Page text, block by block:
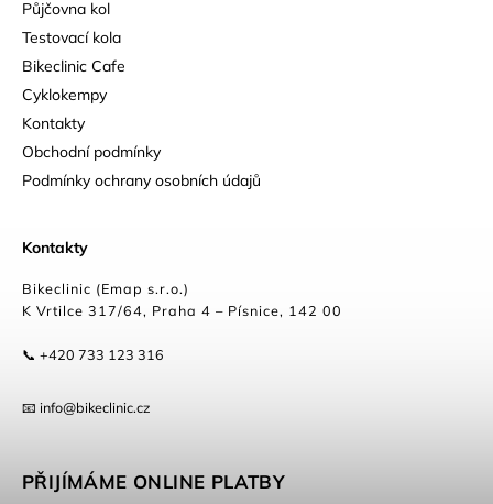
Půjčovna kol
Testovací kola
Bikeclinic Cafe
Cyklokempy
Kontakty
Obchodní podmínky
Podmínky ochrany osobních údajů
Kontakty
Bikeclinic (Emap s.r.o.)
K Vrtilce 317/64, Praha 4 – Písnice, 142 00
📞 +420 733 123 316
📧 info@bikeclinic.cz
PŘIJÍMÁME ONLINE PLATBY